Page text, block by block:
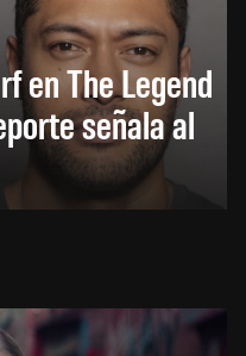
en The Legend
señala al